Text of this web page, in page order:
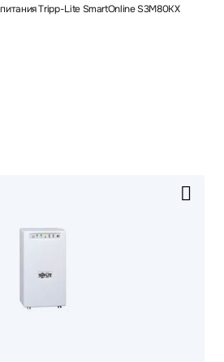
Tripp-Lite SmartOnline S3M80KX